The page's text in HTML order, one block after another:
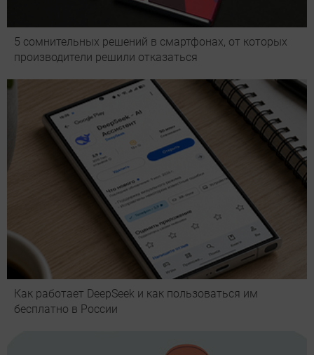
5 сомнительных решений в смартфонах, от которых
производители решили отказаться
Как работает DeepSeek и как пользоваться им
бесплатно в России